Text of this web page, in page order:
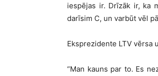
iespējas ir. Drīzāk ir, ka
darīsim C, un varbūt vēl
Eksprezidente LTV vērsa
“Man kauns par to. Es